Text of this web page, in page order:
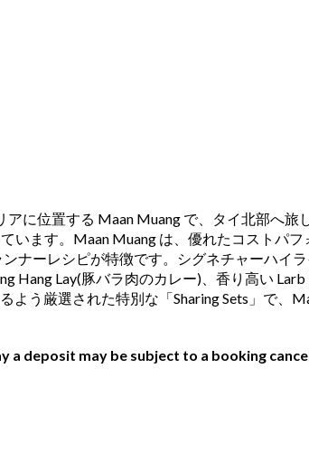
アに位置する Maan Muang で、タイ北部へ
ます。Maan Muang は、優れたコストパ
ナーレシピが特徴です。シグネチャーハイ
Lay(豚バラ肉のカレー)、香り高い
う厳選された特別な「Sharing Sets」で、
deposit may be subject to a booking